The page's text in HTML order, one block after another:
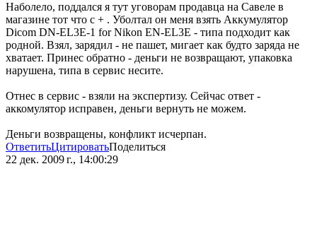
Наболело, поддался я тут уговорам продавца на Савеле в
магазине тот что с + . Уболтал он меня взять Аккумулятор
Dicom DN-EL3E-1 for Nikon EN-EL3E - типа подходит как
родной. Взял, зарядил - не пашет, мигает как будто заряда не
хватает. Принес обратно - деньги не возвращают, упаковка
нарушена, типа в сервис несите.
Отнес в сервис - взяли на экспертизу. Сейчас ответ -
аккомулятор исправен, деньги вернуть не можем.
Деньги возвращены, конфликт исчерпан.
ОтветитьЦитироватьПоделиться
22 дек. 2009 г., 14:00:29